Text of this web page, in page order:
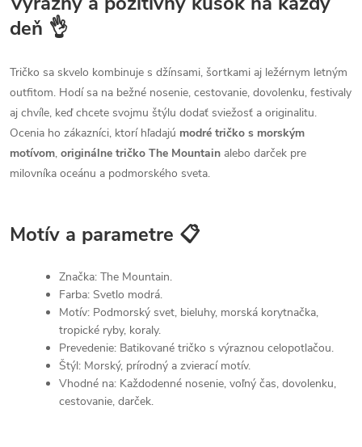
deň 👌
Tričko sa skvelo kombinuje s džínsami, šortkami aj ležérnym letným
outfitom. Hodí sa na bežné nosenie, cestovanie, dovolenku, festivaly
aj chvíle, keď chcete svojmu štýlu dodať sviežosť a originalitu.
Ocenia ho zákazníci, ktorí hľadajú modré tričko s morským
motívom, originálne tričko The Mountain alebo darček pre
milovníka oceánu a podmorského sveta.
Motív a parametre 📋
Značka: The Mountain.
Farba: Svetlo modrá.
Motív: Podmorský svet, bieluhy, morská korytnačka,
tropické ryby, koraly.
Prevedenie: Batikované tričko s výraznou celopotlačou.
Štýl: Morský, prírodný a zvierací motív.
Vhodné na: Každodenné nosenie, voľný čas, dovolenku,
cestovanie, darček.